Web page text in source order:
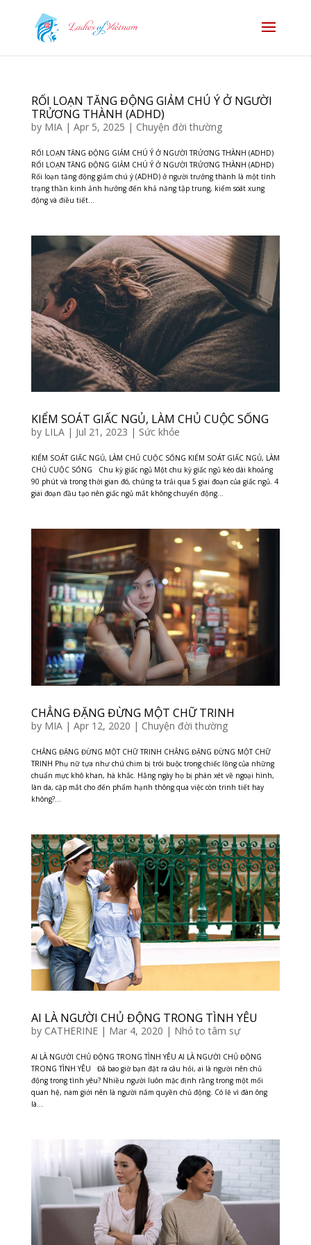
RỐI LOẠN TĂNG ĐỘNG GIẢM CHÚ Ý Ở NGƯỜI
TRỬƠNG THÀNH (ADHD)
by MIA| Apr 5, 2025 | Chuyện đời thường
RỐI LOẠN TĂNG ĐỘNG GIẢM CHÚ Ý Ở NGƯỜI TRỬƠNG THÀNH (ADHD)
RỐI LOẠN TĂNG ĐỘNG GIẢM CHÚ Ý Ở NGƯỜI TRỬƠNG THÀNH (ADHD)
Rối loạn tăng động giảm chú ý (ADHD) ở người trưởng thành là một tình
trạng thần kinh ảnh hưởng đến khả năng tập trung, kiểm soát xung
động và điều tiết...
KIỂM SOÁT GIẤC NGỦ, LÀM CHỦ CUỘC SỐNG
by LILA| Jul 21, 2023 | Sức khỏe
KIỂM SOÁT GIẤC NGỦ, LÀM CHỦ CUỘC SỐNG KIỂM SOÁT GIẤC NGỦ, LÀM
CHỦ CUỘC SỐNG Chu kỳ giấc ngủ Một chu kỳ giấc ngủ kéo dài khoảng
90 phút và trong thời gian đó, chúng ta trải qua 5 giai đoạn của giấc ngủ. 4
giai đoạn đầu tạo nên giấc ngủ mắt không chuyển động...
CHẲNG ĐẶNG ĐỪNG MỘT CHỮ TRINH
by MIA| Apr 12, 2020 | Chuyện đời thường
CHẲNG ĐẶNG ĐỪNG MỘT CHỮ TRINH CHẲNG ĐẶNG ĐỪNG MỘT CHỮ
TRINH Phụ nữ tựa như chú chim bị trói buộc trong chiếc lồng của những
chuẩn mực khô khan, hà khắc. Hằng ngày họ bị phán xét về ngoại hình,
làn da, cặp mắt cho đến phẩm hạnh thông qua việc còn trinh tiết hay
không?...
AI LÀ NGƯỜI CHỦ ĐỘNG TRONG TÌNH YÊU
by CATHERINE| Mar 4, 2020 | Nhỏ to tâm sự
AI LÀ NGƯỜI CHỦ ĐỘNG TRONG TÌNH YÊU AI LÀ NGƯỜI CHỦ ĐỘNG
TRONG TÌNH YÊU Đã bao giờ bạn đặt ra câu hỏi, ai là người nên chủ
động trong tình yêu? Nhiều người luôn mặc định rằng trong một mối
quan hệ, nam giới nên là người nắm quyền chủ động. Có lẽ vì đàn ông
là...